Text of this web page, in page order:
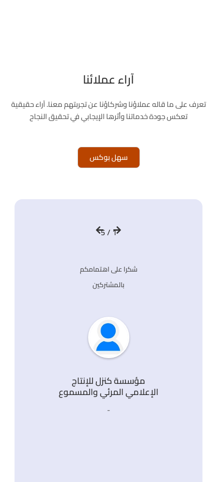
آراء عملائنا
تعرف على ما قاله عملاؤنا وشركاؤنا عن تجربتهم معنا. آراء حقيقية
تعكس جودة خدماتنا وأثرها الإيجابي في تحقيق النجاح
سهل بوكس
1 / 5
شكرا على اهتمامكم
بالمشتركين
مؤسسة كنزل للإنتاج
الإعلامي المرئي والمسموع
-
السابق
التالي